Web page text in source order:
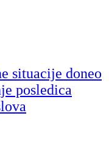
situacije doneo
posledica